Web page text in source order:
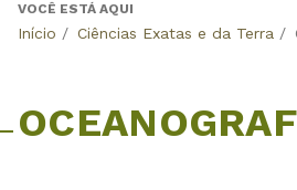
Back
VOCÊ ESTÁ AQUI
Início / Ciências Exatas e da Terra /